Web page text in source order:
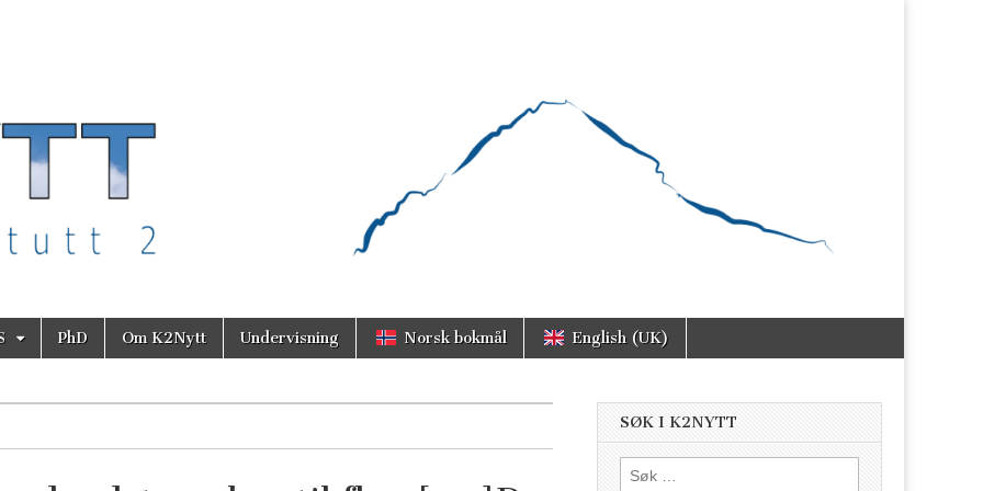
PhD Om K2Nytt Undervisning Norsk bokmål English (UK)
SØK I K2NYTT
Søk